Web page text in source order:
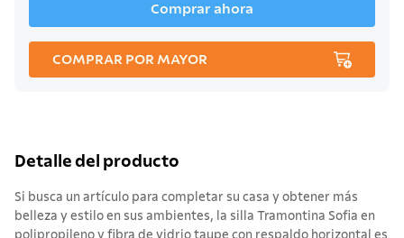
Comprar ahora
COMPRAR POR MAYOR
Detalle del producto
Si busca un artículo para completar su casa y obtener más
belleza y estilo en sus ambientes, la silla Tramontina Sofia en
polipropileno y fibra de vidrio taupe con respaldo horizontal es